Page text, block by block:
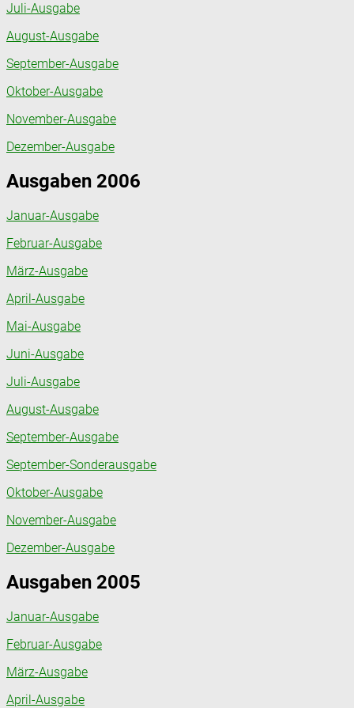
Juli-Ausgabe
August-Ausgabe
September-Ausgabe
Oktober-Ausgabe
November-Ausgabe
Dezember-Ausgabe
Ausgaben 2006
Januar-Ausgabe
Februar-Ausgabe
März-Ausgabe
April-Ausgabe
Mai-Ausgabe
Juni-Ausgabe
Juli-Ausgabe
August-Ausgabe
September-Ausgabe
September-Sonderausgabe
Oktober-Ausgabe
November-Ausgabe
Dezember-Ausgabe
Ausgaben 2005
Januar-Ausgabe
Februar-Ausgabe
März-Ausgabe
April-Ausgabe